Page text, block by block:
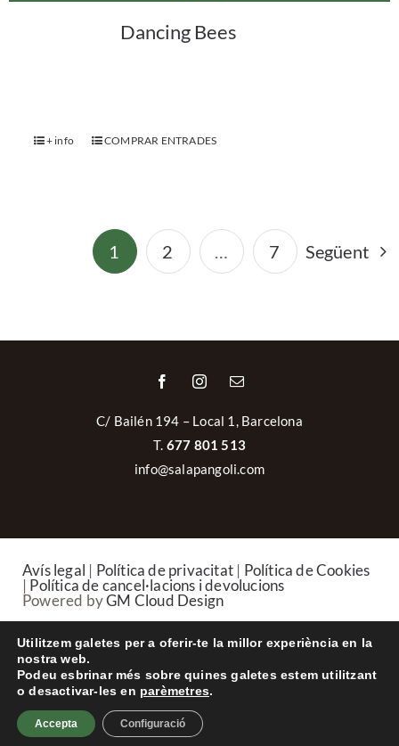
Dancing Bees
+ info COMPRAR ENTRADES
1 2 … 7 Següent
C/ Bailén 194 – Local 1, Barcelona
T. 677 801 513
info@salapangoli.com
Avís legal | Política de privacitat | Política de Cookies
| Política de cancel·lacions i devolucions
Powered byGM Cloud Design
Utilitzem galetes per a oferir-te la millor experiència en la
nostra web.
Podeu esbrinar més sobre quines galetes estem utilitzant
o desactivar-les en parèmetres.
Accepta Configuració